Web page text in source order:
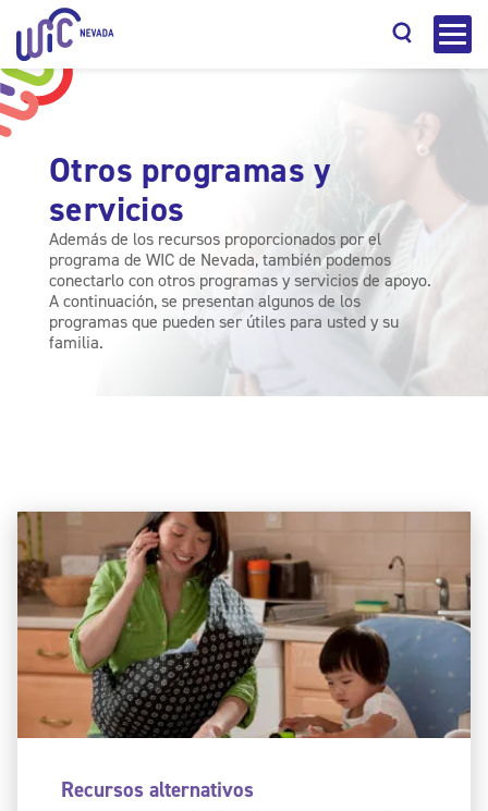
Otros programas y
servicios
Además de los recursos proporcionados por el
programa de WIC de Nevada, también podemos
conectarlo con otros programas y servicios de apoyo.
A continuación, se presentan algunos de los
programas que pueden ser útiles para usted y su
familia.
Recursos alternativos